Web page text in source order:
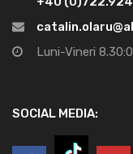
Luni-Vineri
SOCIAL MEDIA: